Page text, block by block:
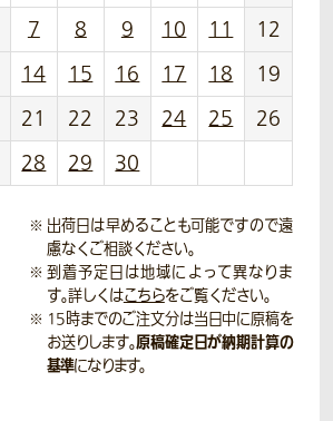
7 8 9 10 11
12
14 15 16 17 18
19
21 22 23 24 25
26
28 29 30
出荷日は早めることも可能ですので遠
慮なくご相談ください。
到着予定日は地域によって異なりま
す。詳しくはこちらをご覧ください。
15時までのご注文分は当日中に原稿を
お送りします。原稿確定日が納期計算の
基準になります。